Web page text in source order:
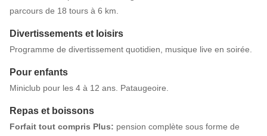
parcours de 18 tours à 6 km.
Divertissements et loisirs
Programme de divertissement quotidien, musique live en soirée.
Pour enfants
Miniclub pour les 4 à 12 ans. Pataugeoire.
Repas et boissons
Forfait tout compris Plus: pension complète sous forme de